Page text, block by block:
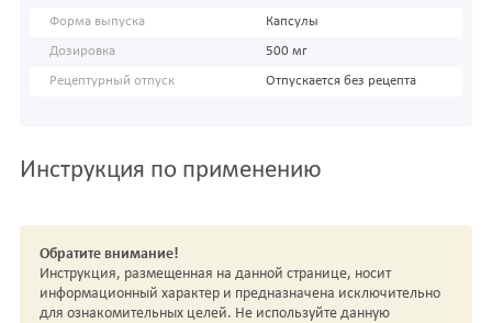
Форма выпуска Капсулы
Дозировка 500 мг
Рецептурный отпуск Отпускается без рецепта
Инструкция по применению
Обратите внимание!
Инструкция, размещенная на данной странице, носит
информационный характер и предназначена исключительно
для ознакомительных целей. Не используйте данную